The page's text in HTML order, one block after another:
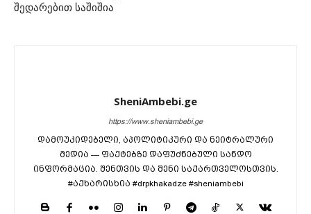
შედარებით საშიშია
SheniAmbebi.ge
https://www.sheniambebi.ge
დამოუკიდებელი, აპოლიტიკური და ნეიტრალური
მედია — ფაქტებზე დაფუძნებული სანდო
ინფორმაცია. შენთვის და შენი საქართველოსთვის.
#აქხარისხია #drpkhakadze #sheniambebi